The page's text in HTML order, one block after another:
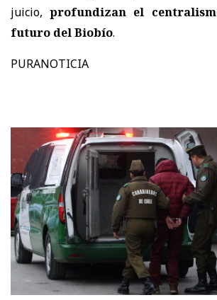
juicio,profundizan el
futuro del Biobío.
PURANOTICIA